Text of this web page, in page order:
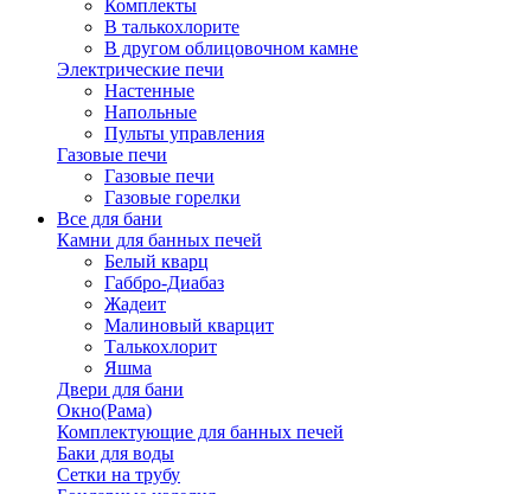
Комплекты
В талькохлорите
В другом облицовочном камне
Электрические печи
Настенные
Напольные
Пульты управления
Газовые печи
Газовые печи
Газовые горелки
Все для бани
Камни для банных печей
Белый кварц
Габбро-Диабаз
Жадеит
Малиновый кварцит
Талькохлорит
Яшма
Двери для бани
Окно(Рама)
Комплектующие для банных печей
Баки для воды
Сетки на трубу